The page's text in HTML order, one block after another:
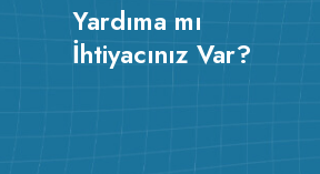
Yardıma mı
İhtiyacınız Var?